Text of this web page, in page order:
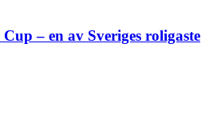
– en av Sveriges roligaste